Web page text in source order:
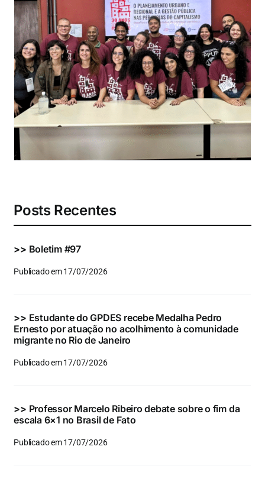
Eventos e Certificados
Comunicação
Buscar
resultados
para:
Posts Recentes
>> Boletim #97
Publicado em 17/07/2026
>> Estudante do GPDES recebe Medalha Pedro
Ernesto por atuação no acolhimento à comunidade
migrante no Rio de Janeiro
Publicado em 17/07/2026
>> Professor Marcelo Ribeiro debate sobre o fim da
escala 6×1 no Brasil de Fato
Publicado em 17/07/2026